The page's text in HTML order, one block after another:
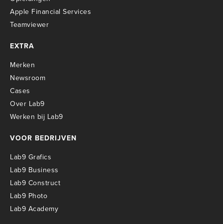
Apple Financial Services
Teamviewer
EXTRA
Merken
Newsroom
Cases
Over Lab9
Werken bij Lab9
VOOR BEDRIJVEN
Lab9 Grafics
Lab9 Business
Lab9 Construct
Lab9 Photo
Lab9 Academy